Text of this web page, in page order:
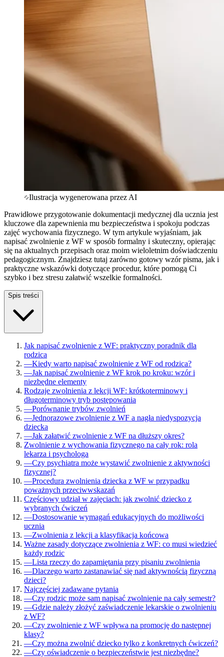
Ilustracja wygenerowana przez AI
Prawidłowe przygotowanie dokumentacji medycznej dla ucznia jest
kluczowe dla zapewnienia mu bezpieczeństwa i spokoju podczas
zajęć wychowania fizycznego. W tym artykule wyjaśniam, jak
napisać zwolnienie z WF w sposób formalny i skuteczny, opierając
się na aktualnych przepisach oraz moim wieloletnim doświadczeniu
pedagogicznym. Znajdziesz tutaj zarówno gotowy wzór pisma, jak i
praktyczne wskazówki dotyczące procedur, które pomogą Ci
szybko i bez stresu załatwić wszelkie formalności.
Spis treści
Jak napisać zwolnienie z WF: praktyczny poradnik dla
rodzica
—Kiedy warto napisać zwolnienie z WF od rodzica?
—Jak napisać zwolnienie z WF krok po kroku: wzór i
niezbędne elementy
Rodzaje zwolnienia z lekcji WF: krótkoterminowy i
długoterminowy tryb postępowania
—Porównanie trybów zwolnień
—Jednorazowe zwolnienie z WF a nagła niedyspozycja
dziecka
—Jak załatwić zwolnienie z WF na dłuższy okres?
Zwolnienie z wychowania fizycznego na cały rok: rola
lekarza i psychologa
—Czy psychiatra może wystawić zwolnienie z aktywności
fizycznej?
—Procedura zwolnienia dziecka z WF w przypadku
poważnych przeciwwskazań
Częściowy udział w zajęciach: jak zwolnić dziecko z
wybranych ćwiczeń
—Dostosowanie wymagań edukacyjnych do możliwości
ucznia
—Zwolnienia z lekcji a klasyfikacja końcowa
Ważne zasady dotyczące zwolnienia z WF: co musi wiedzieć
każdy rodzic
—Lista rzeczy do zapamiętania przy pisaniu zwolnienia
—Dlaczego warto zastanawiać się nad aktywnością fizyczną
dzieci?
Najczęściej zadawane pytania
—Czy rodzic może sam napisać zwolnienie na cały semestr?
—Gdzie należy złożyć zaświadczenie lekarskie o zwolnieniu
z WF?
—Czy zwolnienie z WF wpływa na promocję do następnej
klasy?
—Czy można zwolnić dziecko tylko z konkretnych ćwiczeń?
—Czy oświadczenie o bezpieczeństwie jest niezbędne?